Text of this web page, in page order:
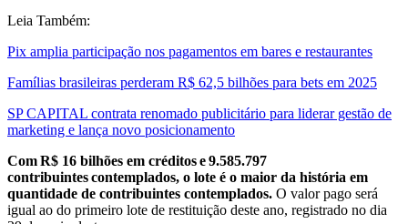
Leia Também:
Pix amplia participação nos pagamentos em bares e restaurantes
Famílias brasileiras perderam R$ 62,5 bilhões para bets em 2025
SP CAPITAL contrata renomado publicitário para liderar gestão de
marketing e lança novo posicionamento
Com R$ 16 bilhões em créditos e 9.585.797
contribuintes contemplados, o lote é o maior da história em
quantidade de contribuintes contemplados. O valor pago será
igual ao do primeiro lote de restituição deste ano, registrado no dia